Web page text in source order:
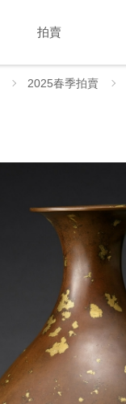
拍賣
2025春季拍賣